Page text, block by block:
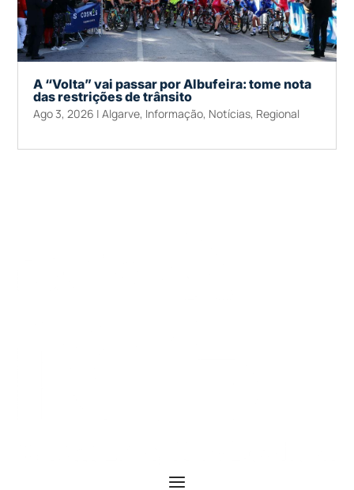
A “Volta” vai passar por Albufeira: tome nota
das restrições de trânsito
Ago 3, 2026 |Algarve, Informação, Notícias, Regional